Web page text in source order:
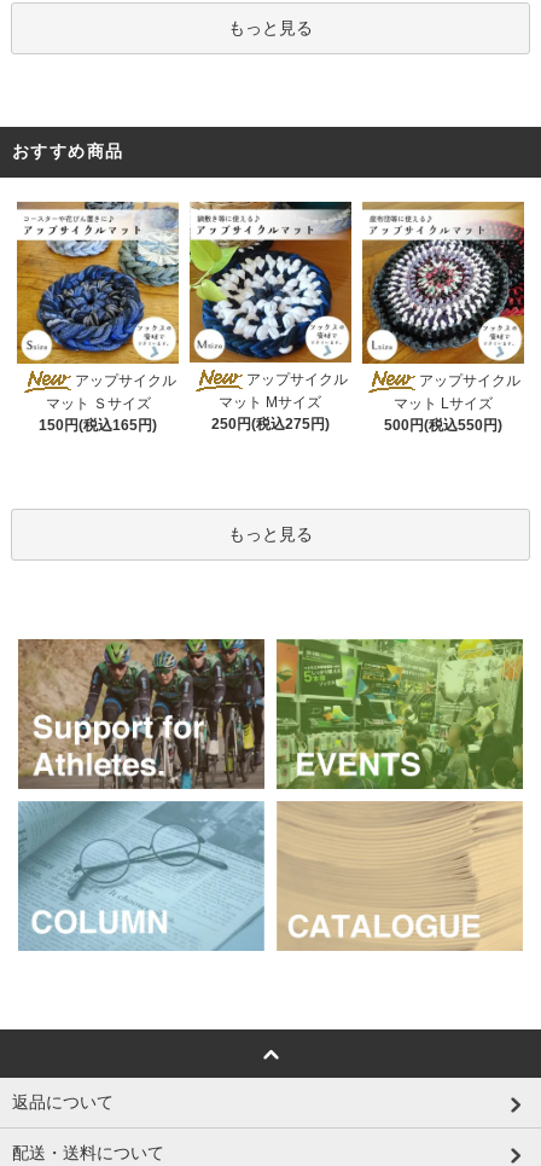
もっと見る
おすすめ商品
アップサイクル
マット Ｓサイズ
150円(税込165円)
アップサイクル
マット Mサイズ
250円(税込275円)
アップサイクル
マット Lサイズ
500円(税込550円)
もっと見る
返品について
配送・送料について